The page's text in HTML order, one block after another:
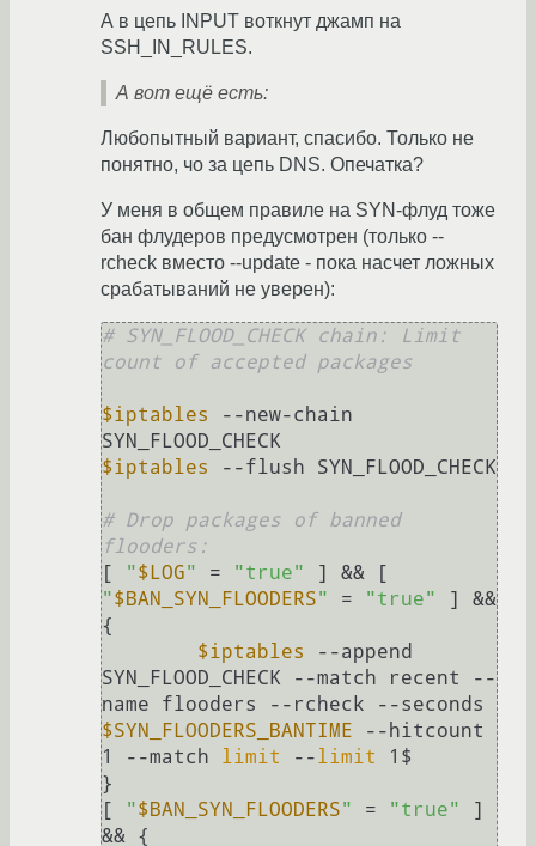
А в цепь INPUT воткнут джамп на
SSH_IN_RULES.
А вот ещё есть:
Любопытный вариант, спасибо. Только не
понятно, чо за цепь DNS. Опечатка?
У меня в общем правиле на SYN-флуд тоже
бан флудеров предусмотрен (только --
rcheck вместо --update - пока насчет ложных
срабатываний не уверен):
# SYN_FLOOD_CHECK chain: Limit
count of accepted packages
$iptables
--new-chain
$iptables
--flush SYN_FLOOD_CHECK
# Drop packages of banned
flooders:
[
"$LOG" = "true"
"$BAN_SYN_FLOODERS" = "true"
] &&
{
$iptables
--append
SYN_FLOOD_CHECK --match recent --
$SYN_FLOODERS_BANTIME --hitcount
1 --match limit --limit
1$
}
[
"$BAN_SYN_FLOODERS" = "true"
]
&& {